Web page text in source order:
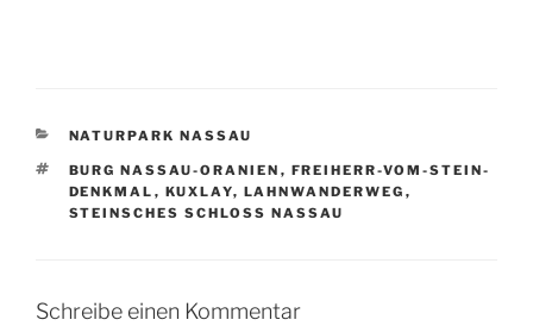
KATEGORIEN
NATURPARK NASSAU
SCHLAGWÖRTER
BURG NASSAU-ORANIEN , FREIHERR-VOM-STEIN-
DENKMAL , KUXLAY, LAHNWANDERWEG ,
STEINSCHES SCHLOSS NASSAU
Schreibe einen Kommentar